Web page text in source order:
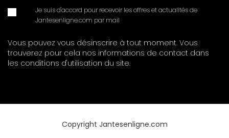
Je suis d'accord pour recevoir les offres et actualités de
Jantesenligne.com par mail
Vous pouvez vous désinscrire à tout moment. Vous
trouverez pour cela nos informations de contact dans
les conditions d'utilisation du site.
Copyright Jantesenligne.com